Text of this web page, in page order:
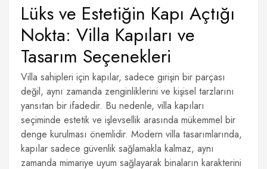
Lüks ve Estetiğin Kapı Açtığı
Nokta: Villa Kapıları ve
Tasarım Seçenekleri
Villa sahipleri için kapılar, sadece girişin bir parçası
değil, aynı zamanda zenginliklerini ve kişisel tarzlarını
yansıtan bir ifadedir. Bu nedenle, villa kapıları
seçiminde estetik ve işlevsellik arasında mükemmel bir
denge kurulması önemlidir. Modern villa tasarımlarında,
kapılar sadece güvenlik sağlamakla kalmaz, aynı
zamanda mimariye uyum sağlayarak binaların karakterini